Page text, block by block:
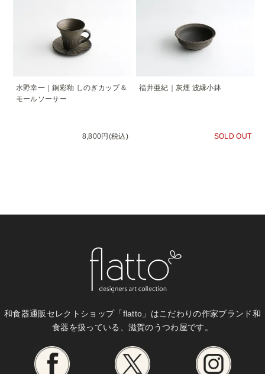
水野幸一｜銅彩釉 しのぎカップ＆
モールソーサー
8,800円(税込)
福井亜紀｜灰煙 波縁小鉢
SOLD OUT
和食器通販セレクトショップ「flatto」はこだわりの作家ブランド和
食器を扱っている、滋賀のうつわ屋です。